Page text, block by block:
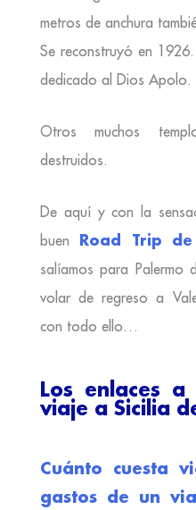
metros de anchura
Se reconstruyó en
dedicado al Dios Apolo.
Otros muchos
destruidos.
De aquí y con la
buen Road Trip
salíamos para Palermo
volar de regreso a
con todo ello…
Los enlaces
viaje a Sicilia
Cuánto cuesta
gastos de un